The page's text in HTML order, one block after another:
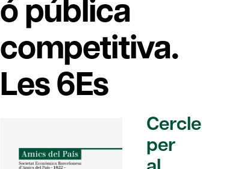
ó pública
competitiva.
Les 6Es
Cercle
per